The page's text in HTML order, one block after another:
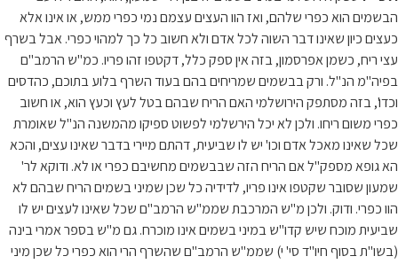
הבשמים הוא כפרי שלהם, ואז הוו העצים עצמם נמי כפרי ממש, או אינו אלא
כעצים כיון שאינו דבר השוה לכל אדם ולא חשוב כל כך למהוי כפרי. אבל בשרף
עצי ריח, כשמן אפרסמון, בזה אין ספק כלל, דקטפו זהו פריו. כמ"ש הרמב"ם
בפיה"מ הנ"ל. ורק בבשמים שמריחים בהם בעוד השרף בלוע בתוכם, כהדסים
וכדו', בזה מסתפק הירושלמי האם הריח שבהם בטל לעץ וכעץ הוא, או חשוב
כפרי משום ריחו. ולכן לא יכל הירשלמי לפשוט ספיקו מהמשנה הנ"ל שאומרת
שכל שאינו מאכל אדם וכו' יש לו שביעית, דהתם מיירי בדבר שאינו עצים, והכא
הא גופא מספק"ל אם הריח הזה שבבשמים מחשיבם כפרי או לא. ודוקא לר'
שמעון שסובר שקטפו אינו פריו, לדידיה כל שכן שמיני בשמים הריח שבהם לא
הוו כפרי. ודוק. ולכן מ"ש המרכבת שממ"ש הרמב"ם שכל שאינו לעצים יש לו
שביעית מוכח שיש קדו"ש במיני בשמים אינו מוכרח. גם מ"ש בספר אמרי בינה
(בשו"ת בסוף חיו"ד סי' י) שממ"ש הרמב"ם שהשרף הרי הוא כפרי כל שכן מיני